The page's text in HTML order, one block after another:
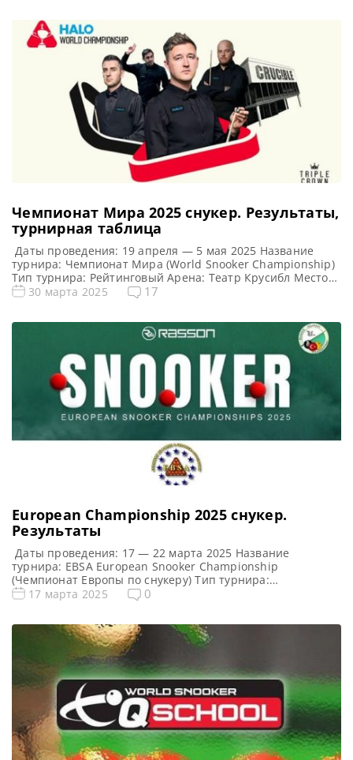
Мэйн Туре на […]
Чемпионат Мира 2025 cнукер. Результаты,
турнирная таблица
Даты проведения: 19 апреля — 5 мая 2025 Название
турнира: Чемпионат Мира (World Snooker Championship)
Тип турнира: Рейтинговый Арена: Театр Крусибл Место
проведения (населенный пункт, город, страна):
2025: Чемпионат Мира турнирная сетка 1/16 финала 1/8
финала 1/4 финала 1/2 финала Финал 19 фреймов […]
30 марта 2025 17
European Championship 2025 cнукер.
Результаты
Даты проведения: 17 — 22 марта 2025 Название
турнира: EBSA European Snooker Championship
(Чемпионат Европы по снукеру) Тип турнира:
Любительский (EBSA) Арена: Pine Beach Belek Hotel Место
МакГиган (Robbie McGuigan) Турнирная таблица
European Championship 2025: 1/16 финала 1/8 финала 1/4
финала 1/2 финала […]
17 марта 2025 0